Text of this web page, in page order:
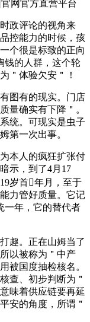
网官方直营平台
政评论的视角来
控能力的时候，孩
个很是标致的正向
钱的人群，这个轮
＂体验欠安＂！
有的现实。门店
量确实有下降＂。
统。可现实是虫子
第一次出事。
本人的疯狂扩张付
示，到了4月17
岁首年月，至于
力管好质量。它记
一年，它的替代者
趣。正在山姆当了
以被称为＂中产
被国度抽检核名。
查、初步判断为＂
味着供应链要再延
安的角度，所谓＂